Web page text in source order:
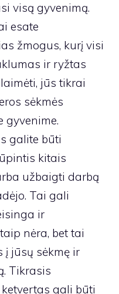
visą gyvenimą.
esate
žmogus, kurį visi
ir ryžtas
jūs tikrai
sėkmės
gyvenime.
galite būti
kitais
užbaigti darbą
Tai gali
ir
nėra, bet tai
į jūsų sėkmę ir
Tikrasis
gali būti